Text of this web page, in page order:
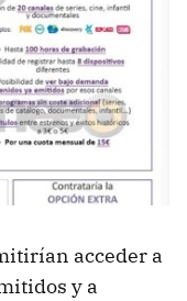
acceder a
y a